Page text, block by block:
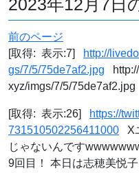
2023年12月7日
前のページ
[取得: 表示:7]
http://
gs/7/5/75de7af2.jpg
xyz/imgs/7/5/75de7af2.jpg
[取得: 表示:26]
https://
731510502256411000 X
じゃないんです
9回目！ 本日は志穂美悦